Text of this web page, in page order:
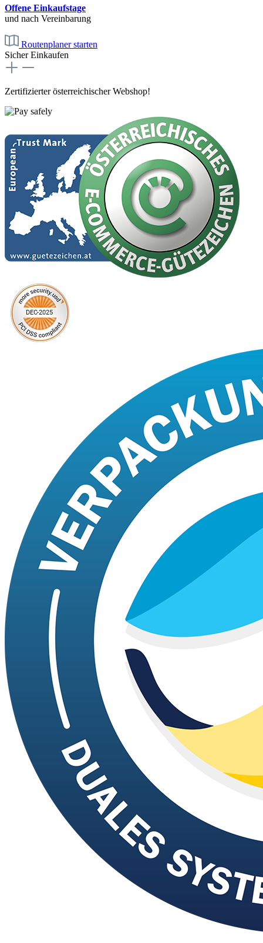
Offene Einkaufstage
und nach Vereinbarung
Routenplaner starten
Sicher Einkaufen
Zertifizierter österreichischer Webshop!